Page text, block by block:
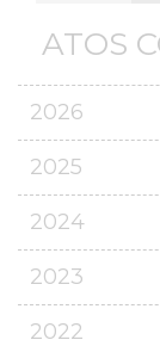
ATOS
2026
2025
2024
2023
2022